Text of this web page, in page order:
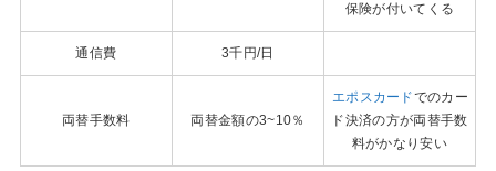
保険が付いてくる
通信費 3千円/日
両替手数料 両替金額の3~10％
エポスカードでのカー
ド決済の方が両替手数
料がかなり安い